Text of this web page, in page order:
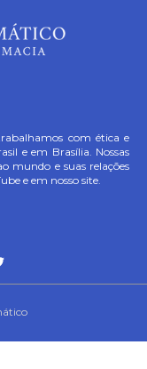
com ética e
e em Brasília. Nossas
mundo e suas relações
e em nosso site.